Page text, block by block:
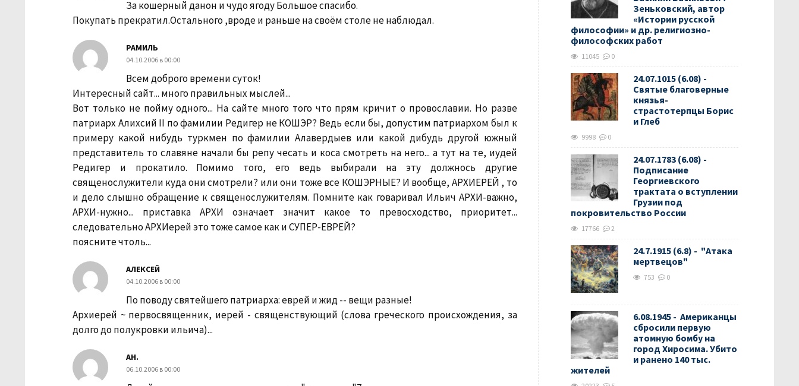
За кошерный данон и чудо ягоду Большое спасибо.
Покупать прекратил.Остального ,вроде и раньше на своём столе не наблюдал.
РАМИЛЬ
04.10.2006 в 00:00
Всем доброго времени суток!
Интересный сайт... много правильных мыслей...
Вот только не пойму одного... На сайте много того что прям кричит о провославии. Но разве
патриарх Алихсий II по фамилии Редигер не КОШЭР? Ведь если бы, допустим патриархом был к
примеру какой нибудь туркмен по фамилии Алавердыев или какой дибудь другой южный
представитель то славяне начали бы репу чесать и коса смотреть на него... а тут на те, иудей
Редигер и прокатило. Помимо того, его ведь выбирали на эту должнось другие
священослужители куда они смотрели? или они тоже все КОШЭРНЫЕ? И вообще, АРХИЕРЕЙ , то
и дело слышно обращение к священослужителям. Помните как говаривал Ильич АРХИ-важно,
АРХИ-нужно... приставка АРХИ означает значит какое то превосходство, приоритет...
следовательно АРХИерей это тоже самое как и СУПЕР-ЕВРЕЙ?
поясните чтоль...
АЛЕКСЕЙ
04.10.2006 в 00:00
По поводу святейшего патриарха: еврей и жид -- вещи разные!
Архиерей ~ первосвященник, иерей - священствующий (слова греческого происхождения, за
долго до полукровки ильича)...
АН.
06.10.2006 в 00:00
Зеньковский, автор
«Истории русской
философии» и др. религиозно-
философских работ
11045 0
24.07.1015 (6.08) -
Святые благоверные
князья-
страстотерпцы Борис
и Глеб
9998 0
24.07.1783 (6.08) -
Подписание
Георгиевского
трактата о вступлении
Грузии под
покровительство России
17766 2
24.7.1915 (6.8) - "Атака
мертвецов"
753 0
6.08.1945 - Американцы
сбросили первую
атомную бомбу на
город Хиросима. Убито
и ранено 140 тыс.
жителей